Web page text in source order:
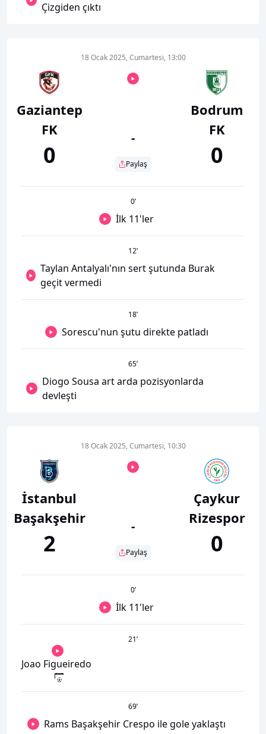
Çizgiden çıktı
Gaziantep
FK
0
18 Ocak 2025, Cumartesi, 13:00
-
Paylaş
Bodrum
FK
0
0’
İlk 11'ler
12’
Taylan Antalyalı'nın sert şutunda Burak
geçit vermedi
18’
Sorescu'nun şutu direkte patladı
65’
Diogo Sousa art arda pozisyonlarda
devleşti
İstanbul
Başakşehir
2
18 Ocak 2025, Cumartesi, 10:30
-
Paylaş
Çaykur
Rizespor
0
0’
İlk 11'ler
21’
Joao Figueiredo
69’
Rams Başakşehir Crespo ile gole yaklaştı